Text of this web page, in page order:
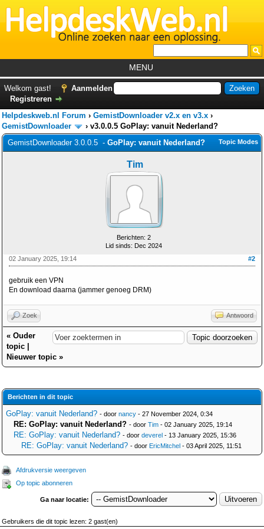
MENU
Foutcodes
Helpdesks
GemistDownloader
Forum
Welkom gast!
Aanmelden
Registreren
Helpdeskweb.nl Forum › GemistDownloader v2.x en v3.x ›
GemistDownloader
› v3.0.0.5 GoPlay: vanuit Nederland?
Topic Modes
GemistDownloader 3.0.0.5 - GoPlay: vanuit Nederland?
Tim
Berichten: 2
Lid sinds: Dec 2024
#2
02 January 2025, 19:14
gebruik een VPN
En download daarna (jammer genoeg DRM)
Zoek Antwoord
« Ouder
topic
Nieuwer topic »
Berichten in dit topic
GoPlay: vanuit Nederland? - door nancy - 27 November 2024, 0:34
RE: GoPlay: vanuit Nederland? - door Tim - 02 January 2025, 19:14
RE: GoPlay: vanuit Nederland? - door deverel - 13 January 2025, 15:36
RE: GoPlay: vanuit Nederland? - door EricMitchel - 03 April 2025, 11:51
Afdrukversie weergeven
Op topic abonneren
Ga naar locatie:
Gebruikers die dit topic lezen: 2 gast(en)